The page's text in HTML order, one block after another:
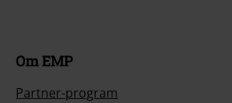
Om EMP
Partner-program